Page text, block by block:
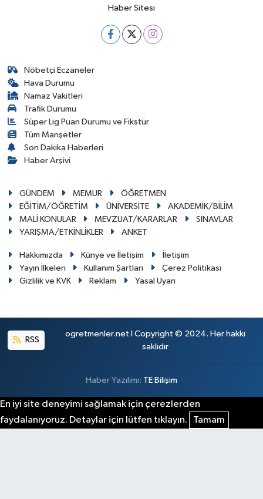
Haber Sitesi
Nöbetçi Eczaneler
Hava Durumu
Namaz Vakitleri
Trafik Durumu
Süper Lig Puan Durumu ve Fikstür
Tüm Manşetler
Son Dakika Haberleri
Haber Arşivi
GÜNDEM MEMUR
ÖĞRETMEN
EĞİTİM/ÖĞRETİM
ÜNİVERSİTE
AKADEMİK/BİLİM
MALİ KONULAR
MEVZUAT/KARARLAR
SINAVLAR
YARIŞMA/ETKİNLİKLER
ANKET
Hakkımızda Künye ve İletişim
İletişim
Yayın İlkeleri
Kullanım Şartları
Çerez Politikası
Gizlilik ve KVK
Reklam Yasal Uyarı
RSS
ogretmenler.net I Copyright © 2024. Her hakkı
saklıdır
Haber Yazılımı: TE Bilişim
En iyi site deneyimi sağlamak için çerezlerden
faydalanıyoruz. Detaylar için lütfen tıklayın.
Tamam